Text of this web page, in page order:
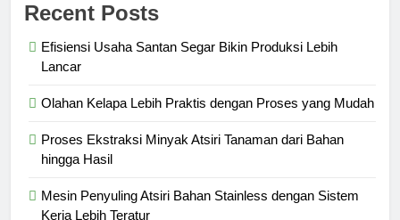
Recent Posts
Efisiensi Usaha Santan Segar Bikin Produksi Lebih
Lancar
Olahan Kelapa Lebih Praktis dengan Proses yang Mudah
Proses Ekstraksi Minyak Atsiri Tanaman dari Bahan
hingga Hasil
Mesin Penyuling Atsiri Bahan Stainless dengan Sistem
Kerja Lebih Teratur